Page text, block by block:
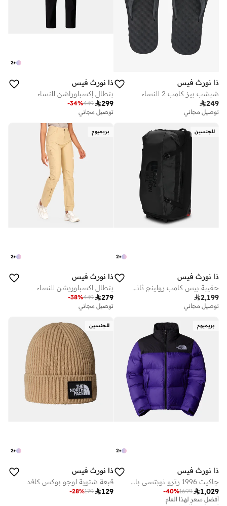
ذا نورث فيس
شبشب بيز كامب 2 للنساء
249
توصيل مجاني
+
2
ذا نورث فيس
بنطال إكسبلوراشن للنساء
299
449
-34%
توصيل مجاني
للجنسين
+
2
ذا نورث فيس
حقيبة بيس كامب رولينج ثاندر ترولي
2,199
توصيل مجاني
بريميوم
+
2
ذا نورث فيس
بنطال اكسبلوريشن للنساء
279
449
-38%
توصيل مجاني
بريميوم
+
2
ذا نورث فيس
جاكيت 1996 رترو نوبتسي بافر للنساء
1,029
1699
-40%
أفضل سعر لهذا العام
توصيل مجاني
للجنسين
+
2
ذا نورث فيس
قبعة شتوية لوجو بوكس كافد
129
179
-28%